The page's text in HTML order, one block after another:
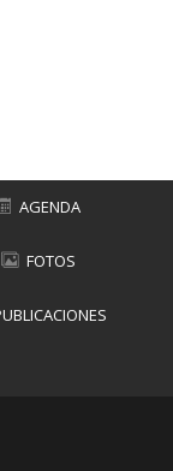
AGENDA
FOTOS